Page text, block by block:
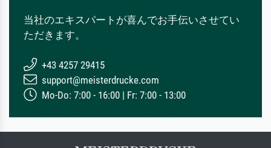
当社のエキスパートが喜んでお手伝いさせてい
ただきます。
+43 4257 29415
support@meisterdrucke.com
Mo-Do: 7:00 - 16:00 | Fr: 7:00 - 13:00